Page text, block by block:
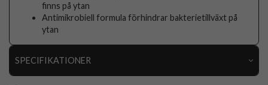
finns på ytan
Antimikrobiell formula förhindrar bakterietillväxt på
ytan
SPECIFIKATIONER